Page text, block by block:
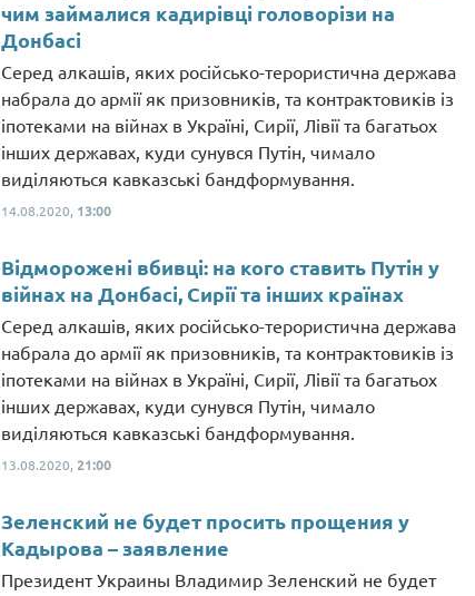
чим займалися кадирівці головорізи на
Донбасі
Серед алкашів, яких російсько-терористична держава
набрала до армії як призовників, та контрактовиків із
іпотеками на війнах в Україні, Сирії, Лівії та багатьох
інших державах, куди сунувся Путін, чимало
виділяються кавказські бандформування.
14.08.2020, 13:00
Відморожені вбивці: на кого ставить Путін у
війнах на Донбасі, Сирії та інших країнах
Серед алкашів, яких російсько-терористична держава
набрала до армії як призовників, та контрактовиків із
іпотеками на війнах в Україні, Сирії, Лівії та багатьох
інших державах, куди сунувся Путін, чимало
виділяються кавказські бандформування.
13.08.2020, 21:00
Зеленский не будет просить прощения у
Кадырова – заявление
Президент Украины Владимир Зеленский не будет